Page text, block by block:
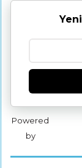
Powered
by